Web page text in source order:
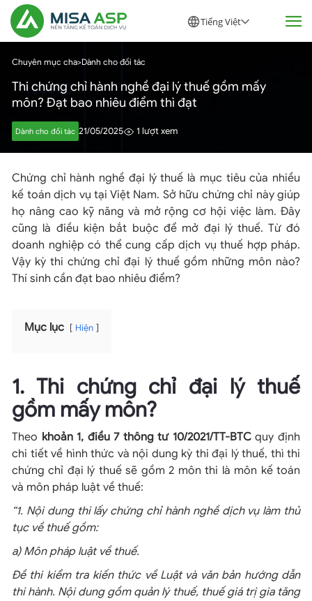
Tiếng Việt
Chuyên mục cha>Dành cho đối tác
Thi chứng chỉ hành nghề đại lý thuế gồm mấy
môn? Đạt bao nhiêu điểm thì đạt
Dành cho đối tác 21/05/2025 1 lượt xem
Chứng chỉ hành nghề đại lý thuế là mục tiêu của nhiều
kế toán dịch vụ tại Việt Nam. Sở hữu chứng chỉ này giúp
họ nâng cao kỹ năng và mở rộng cơ hội việc làm. Đây
cũng là điều kiện bắt buộc để mở đại lý thuế. Từ đó
doanh nghiệp có thể cung cấp dịch vụ thuế hợp pháp.
Vậy kỳ thi chứng chỉ đại lý thuế gồm những môn nào?
Thí sinh cần đạt bao nhiêu điểm?
Mục lục Hiện
1. Thi chứng chỉ đại lý thuế
gồm mấy môn?
Theo khoản 1, điều 7 thông tư 10/2021/TT-BTCquy định
chi tiết về hình thức và nội dung kỳ thi đại lý thuế, thì thi
chứng chỉ đại lý thuế sẽ gồm 2 môn thi là môn kế toán
và môn pháp luật về thuế:
“1. Nội dung thi lấy chứng chỉ hành nghề dịch vụ làm thủ
tục về thuế gồm:
a) Môn pháp luật về thuế.
Đề thi kiểm tra kiến thức về Luật và văn bản hướng dẫn
thi hành. Nội dung gồm quản lý thuế, thuế giá trị gia tăng